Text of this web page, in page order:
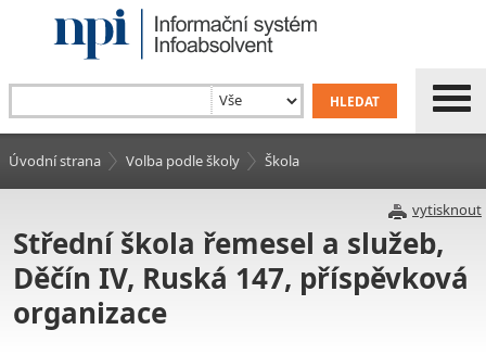
Úvodní strana Volba podle školy Škola
vytisknout
Střední škola řemesel a služeb,
Děčín IV, Ruská 147, příspěvková
organizace